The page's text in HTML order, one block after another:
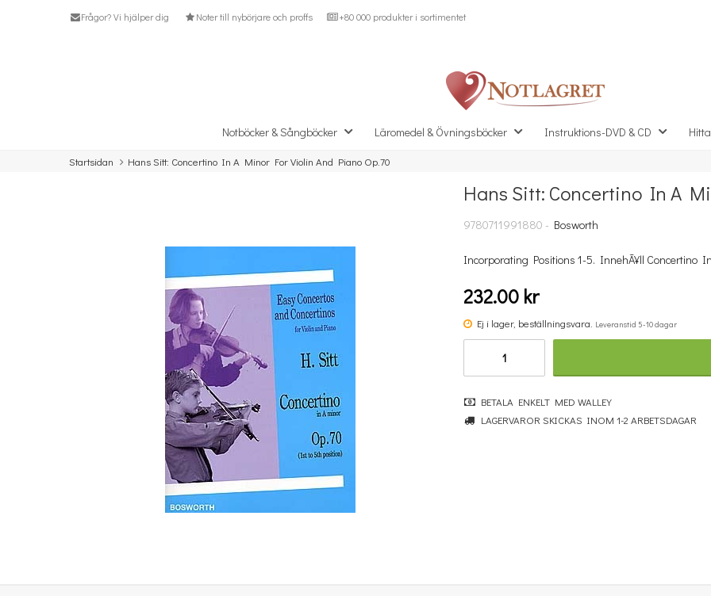
Frågor? Vi hjälper dig Noter till nybörjare och proffs +80 000 produkter i sortimentet
Notböcker & Sångböcker Läromedel & Övningsböcker Instruktions-DVD & CD
Startsidan Hans Sitt: Concertino In A Minor For Violin And Piano Op.70
Missa inte detta...
Concertino för trombon och stråkorkester Op 45:7
Hans Sitt: Concertino In A
9780711991880 - Bosworth
Incorporating Positions 1-5. InnehÃ¥ll Concertino
232.00 kr
Ej i lager, beställningsvara. Leveranstid 5-10 dagar
BETALA ENKELT MED WALLEY
LAGERVAROR SKICKAS INOM 1-2 ARBETSDAGAR